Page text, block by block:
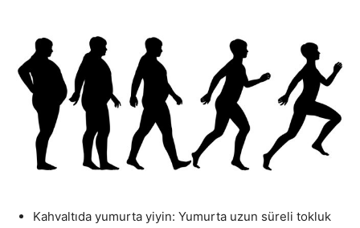
Kahvaltıda yumurta yiyin: Yumurta uzun süreli tokluk